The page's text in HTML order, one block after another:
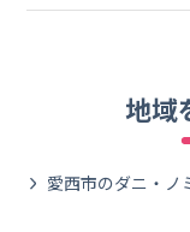
地域
愛西市のダニ・ノ